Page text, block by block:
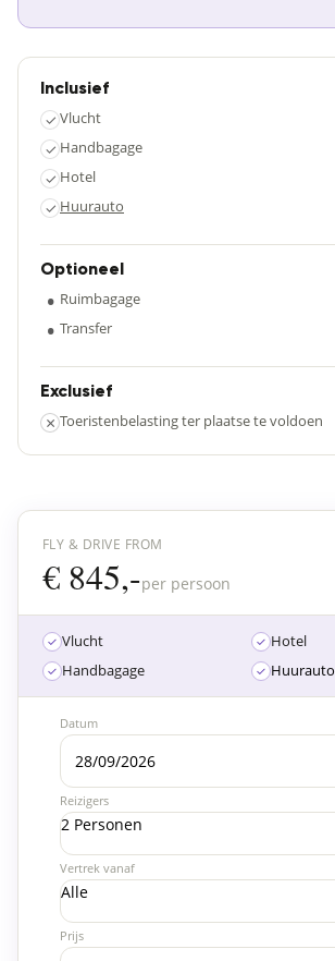
Inclusief
✓Vlucht
✓ Handbagage
✓ Hotel
✓ Huurauto
Optioneel
• Ruimbagage
• Transfer
Exclusief
× Toeristenbelasting ter plaatse te voldoen
FLY & DRIVE FROM
€ 845,-per persoon
Vlucht
Handbagage
Hotel
Huurauto
Reizigers
2 Personen
Vertrek vanaf
Alle
Prijs
Datum